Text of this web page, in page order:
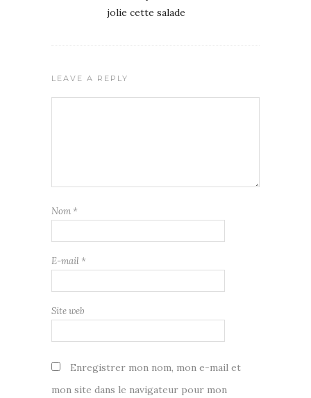
jolie cette salade
LEAVE A REPLY
Nom *
E-mail *
Site web
Enregistrer mon nom, mon e-mail et
mon site dans le navigateur pour mon